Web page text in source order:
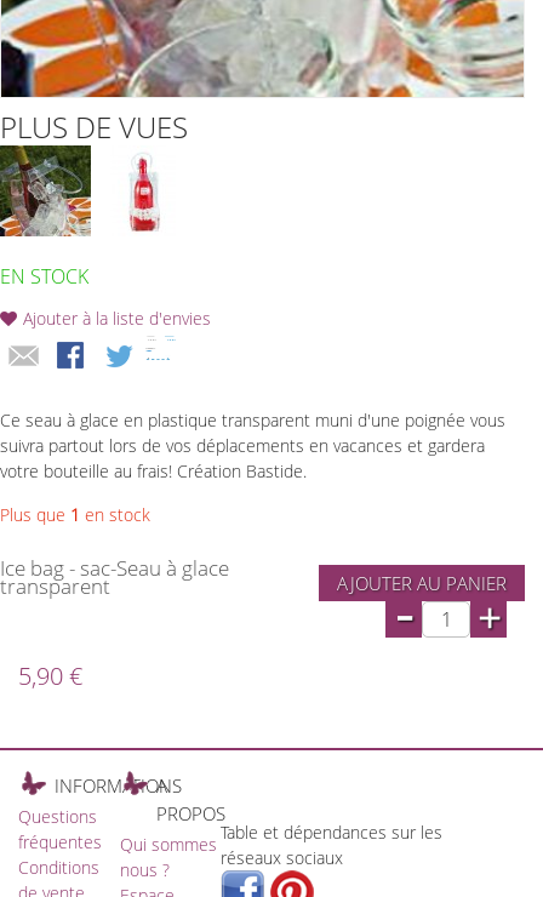
PLUS DE VUES
EN STOCK
Ajouter à la liste d'envies
Ce seau à glace en plastique transparent muni d'une poignée vous
suivra partout lors de vos déplacements en vacances et gardera
votre bouteille au frais! Création Bastide.
Plus que 1 en stock
Ice bag - sac-Seau à glace
transparent AJOUTER AU PANIER
- +
5,90 €
INFORMATIONS
Questions
fréquentes
Conditions
A
PROPOS
Qui sommes
nous ?
Table et dépendances sur les
réseaux sociaux